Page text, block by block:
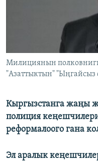
ЭЕ/АРнун бардык
Милициянын
"Азаттыктын" "Ыңгайсыз
Кыргызстанга жаңы
полиция
реформалоого гана
Эл аралык